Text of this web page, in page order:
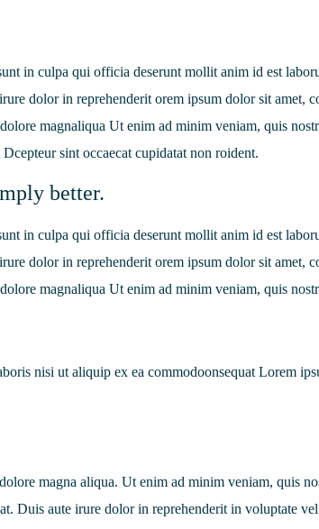
in culpa qui officia deserunt mollit anim id est
dolor in reprehenderit orem ipsum dolor sit amet,
magnaliqua Ut enim ad minim veniam, quis
sint occaecat cupidatat non roident.
better.
in culpa qui officia deserunt mollit anim id est
dolor in reprehenderit orem ipsum dolor sit amet,
magnaliqua Ut enim ad minim veniam, quis
nisi ut aliquip ex ea commodoonsequat Lorem
magna aliqua. Ut enim ad minim veniam, quis
Duis aute irure dolor in reprehenderit in voluptate